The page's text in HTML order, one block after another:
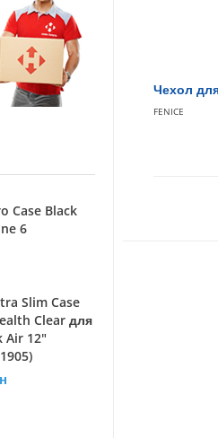
Case Black
6
Slim Case
Clear для
Air 12"
Чехол
FENICE